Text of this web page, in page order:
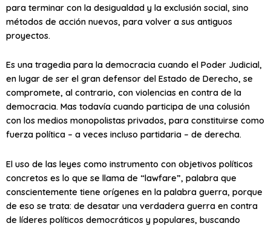
para terminar con la desigualdad y la exclusión social, sino
métodos de acción nuevos, para volver a sus antiguos
proyectos.
Es una tragedia para la democracia cuando el Poder Judicial,
en lugar de ser el gran defensor del Estado de Derecho, se
compromete, al contrario, con violencias en contra de la
democracia. Mas todavía cuando participa de una colusión
con los medios monopolistas privados, para constituirse como
fuerza política – a veces incluso partidaria – de derecha.
El uso de las leyes como instrumento con objetivos políticos
concretos es lo que se llama de “lawfare”, palabra que
conscientemente tiene orígenes en la palabra guerra, porque
de eso se trata: de desatar una verdadera guerra en contra
de líderes políticos democráticos y populares, buscando